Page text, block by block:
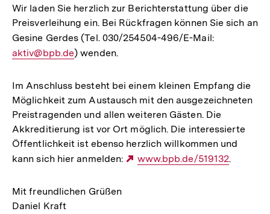
Wir laden Sie herzlich zur Berichterstattung über die
Preisverleihung ein. Bei Rückfragen können Sie sich an
Gesine Gerdes (Tel. 030/254504-496/E-Mail:
aktiv@bpb.de) wenden.
Im Anschluss besteht bei einem kleinen Empfang die
Möglichkeit zum Austausch mit den ausgezeichneten
Preistragenden und allen weiteren Gästen. Die
Akkreditierung ist vor Ort möglich. Die interessierte
Öffentlichkeit ist ebenso herzlich willkommen und
kann sich hier anmelden:
Externer
www.bpb.de/519132.
Mit freundlichen Grüßen
Daniel Kraft